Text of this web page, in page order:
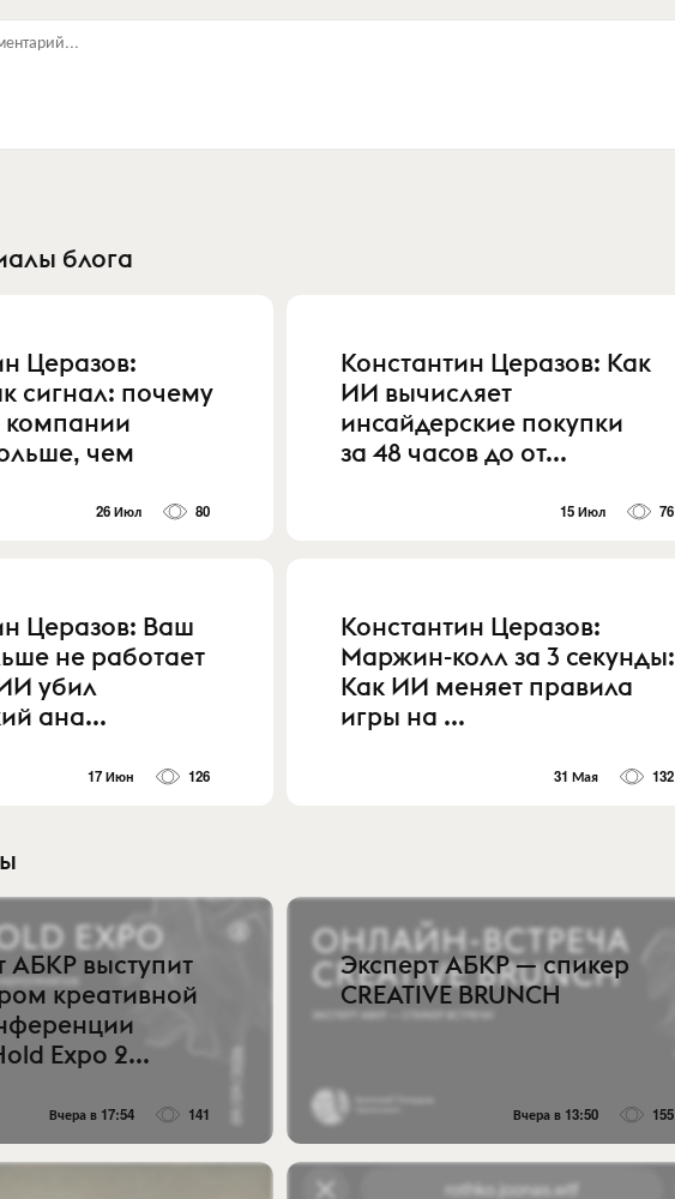
блога
Церазов:
сигнал: почему
чем
26 Июл 80
Константин Церазов: Как
ИИ вычисляет
инсайдерские покупки
за 48 часов до от...
15 Июл 76
Церазов: Ваш
не работает
убил
ана...
17 Июн 126
Константин Церазов:
Маржин-колл за 3 секунды:
Как ИИ меняет правила
игры на ...
31 Мая 132
АБКР выступит
креативной
Expo 2...
Вчера в 17:54 141
Эксперт АБКР — спикер
CREATIVE BRUNCH
Вчера в 13:50 155